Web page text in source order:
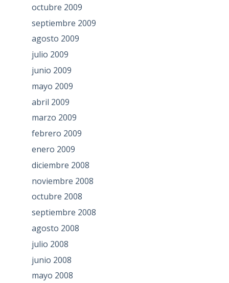
octubre 2009
septiembre 2009
agosto 2009
julio 2009
junio 2009
mayo 2009
abril 2009
marzo 2009
febrero 2009
enero 2009
diciembre 2008
noviembre 2008
octubre 2008
septiembre 2008
agosto 2008
julio 2008
junio 2008
mayo 2008